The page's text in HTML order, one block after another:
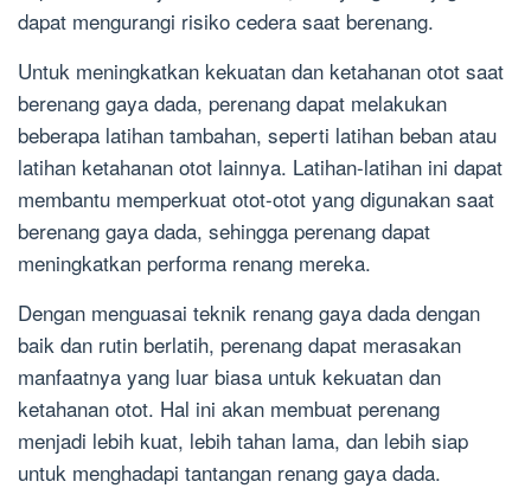
dapat mengurangi risiko cedera saat berenang.
Untuk meningkatkan kekuatan dan ketahanan otot saat
berenang gaya dada, perenang dapat melakukan
beberapa latihan tambahan, seperti latihan beban atau
latihan ketahanan otot lainnya. Latihan-latihan ini dapat
membantu memperkuat otot-otot yang digunakan saat
berenang gaya dada, sehingga perenang dapat
meningkatkan performa renang mereka.
Dengan menguasai teknik renang gaya dada dengan
baik dan rutin berlatih, perenang dapat merasakan
manfaatnya yang luar biasa untuk kekuatan dan
ketahanan otot. Hal ini akan membuat perenang
menjadi lebih kuat, lebih tahan lama, dan lebih siap
untuk menghadapi tantangan renang gaya dada.